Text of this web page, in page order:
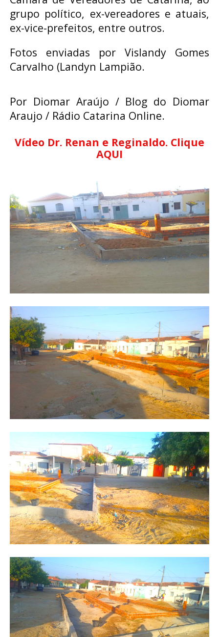
grupo político, ex-vereadores e atuais,
ex-vice-prefeitos, entre outros.
Fotos enviadas por Vislandy Gomes
Carvalho (Landyn Lampião.
Por Diomar Araújo / Blog do Diomar
Araujo / Rádio Catarina Online.
Vídeo Dr. Renan e Reginaldo. Clique
AQUI